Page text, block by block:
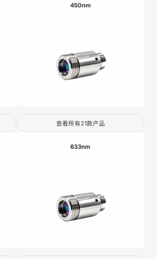
450nm
查看所有21款产品
633nm